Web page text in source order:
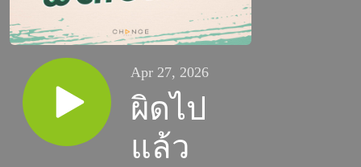
Apr 27, 2026
ผิดไป
แล้ว